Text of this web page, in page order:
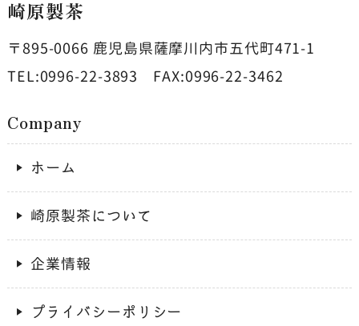
崎原製茶
〒895-0066 鹿児島県薩摩川内市五代町471-1
TEL:0996-22-3893
FAX:0996-22-3462
Company
ホーム
崎原製茶について
企業情報
プライバシーポリシー